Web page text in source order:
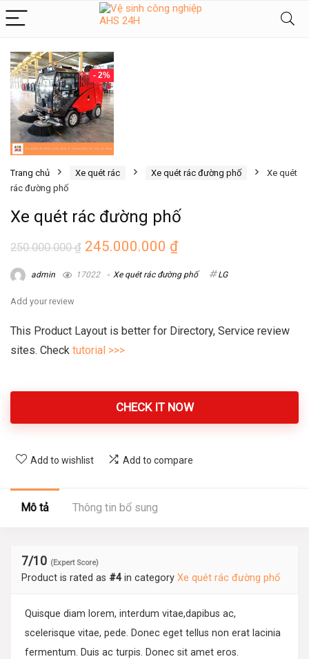
- 2%
Trang chủ Xe quét rác Xe quét rác đường phố
Xe quét
rác đường phố
Xe quét rác đường phố
250.000.000₫ Giá
245.000.000 ₫Giá
tại
245.000.000 ₫.
admin 17022 Xe quét rác đường phố LG
Add your review
This Product Layout is better for Directory, Service review
sites. Check tutorial >>>
CHECK IT NOW
Add to wishlist Add to compare
Mô tả Thông tin bổ sung
7/10 (Expert Score)
Product is rated as #4 in category Xe quét rác đường phố
Quisque diam lorem, interdum vitae,dapibus ac,
scelerisque vitae, pede. Donec eget tellus non erat lacinia
fermentum. Duis ac turpis. Donec sit amet eros.